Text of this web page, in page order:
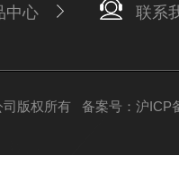
中心 联系
司版权所有 备案号：沪ICP